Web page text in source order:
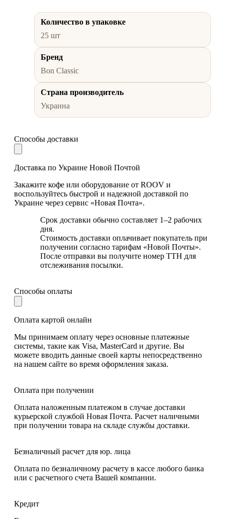
Количество в упаковке
25 шт
Бренд
Bon Classic
Страна производитель
Украина
Способы доставки
Доставка по Украине Новой Почтой
Закажите кофе или оборудование от ROOV и
воспользуйтесь быстрой и надежной доставкой по
Украине через сервис «Новая Почта».
Срок доставки обычно составляет 1–2 рабочих
дня.
Стоимость доставки оплачивает покупатель при
получении согласно тарифам «Новой Почты».
После отправки вы получите номер ТТН для
отслеживания посылки.
Способы оплаты
Оплата картой онлайн
Мы принимаем оплату через основные платежные
системы, такие как Visa, MasterCard и другие. Вы
можете вводить данные своей карты непосредственно
на нашем сайте во время оформления заказа.
Оплата при получении
Оплата наложенным платежом в случае доставки
курьерской службой Новая Почта. Расчет наличными
при получении товара на складе службы доставки.
Безналичный расчет для юр. лица
Оплата по безналичному расчету в кассе любого банка
или с расчетного счета Вашей компании.
Кредит